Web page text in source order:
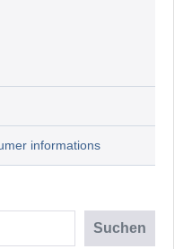
informations
Suchen